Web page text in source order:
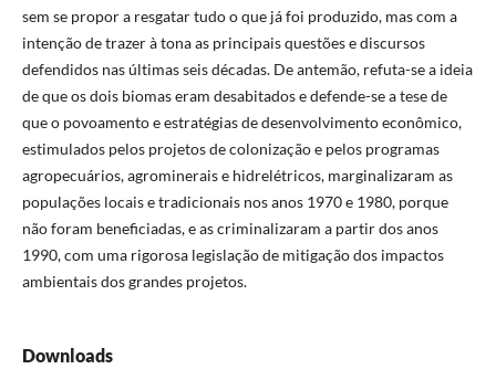
sem se propor a resgatar tudo o que já foi produzido, mas com a
intenção de trazer à tona as principais questões e discursos
defendidos nas últimas seis décadas. De antemão, refuta-se a ideia
de que os dois biomas eram desabitados e defende-se a tese de
que o povoamento e estratégias de desenvolvimento econômico,
estimulados pelos projetos de colonização e pelos programas
agropecuários, agrominerais e hidrelétricos, marginalizaram as
populações locais e tradicionais nos anos 1970 e 1980, porque
não foram beneficiadas, e as criminalizaram a partir dos anos
1990, com uma rigorosa legislação de mitigação dos impactos
ambientais dos grandes projetos.
Downloads